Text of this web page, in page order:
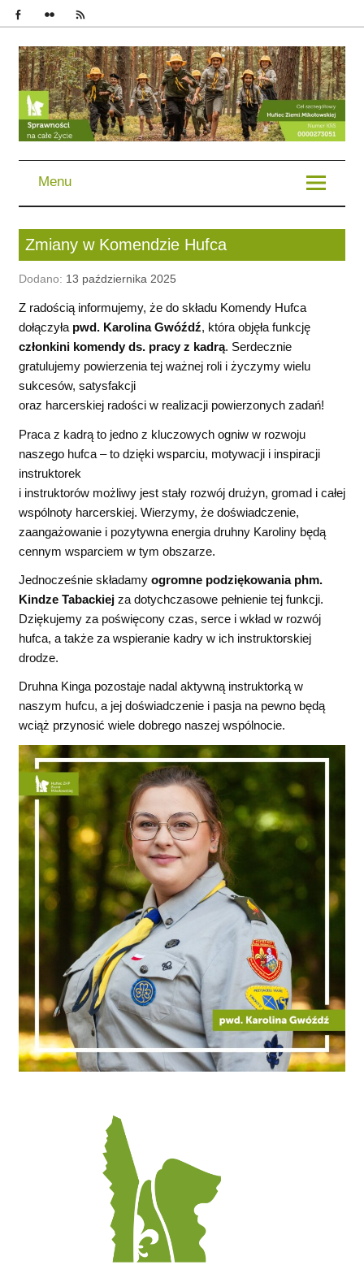
im. Bohaterów Powstań Śląskich | Chorągiew Śląska | ZHP
Menu
Zmiany w Komendzie Hufca
Dodano: 13 października 2025
Z radością informujemy, że do składu Komendy Hufca
dołączyła pwd. Karolina Gwóźdź, która objęła funkcję
członkini komendy ds. pracy z kadrą. Serdecznie
gratulujemy powierzenia tej ważnej roli i życzymy wielu
sukcesów, satysfakcji
oraz harcerskiej radości w realizacji powierzonych zadań!
Praca z kadrą to jedno z kluczowych ogniw w rozwoju
naszego hufca – to dzięki wsparciu, motywacji i inspiracji
instruktorek
i instruktorów możliwy jest stały rozwój drużyn, gromad i całej
wspólnoty harcerskiej. Wierzymy, że doświadczenie,
zaangażowanie i pozytywna energia druhny Karoliny będą
cennym wsparciem w tym obszarze.
Jednocześnie składamy ogromne podziękowania phm.
Kindze Tabackiejza dotychczasowe pełnienie tej funkcji.
Dziękujemy za poświęcony czas, serce i wkład w rozwój
hufca, a także za wspieranie kadry w ich instruktorskiej
drodze.
Druhna Kinga pozostaje nadal aktywną instruktorką w
naszym hufcu, a jej doświadczenie i pasja na pewno będą
wciąż przynosić wiele dobrego naszej wspólnocie.